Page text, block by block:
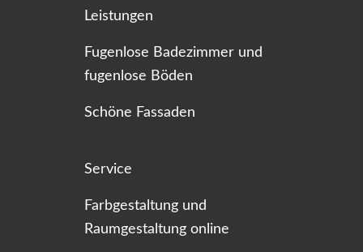
Leistungen
Fugenlose Badezimmer und
fugenlose Böden
Schöne Fassaden
Service
Farbgestaltung und
Raumgestaltung online